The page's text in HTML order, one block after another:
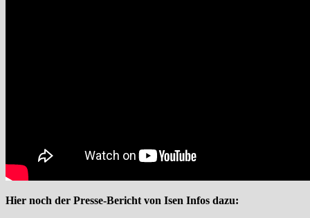
Hier noch der Presse-Bericht von Isen Infos dazu: